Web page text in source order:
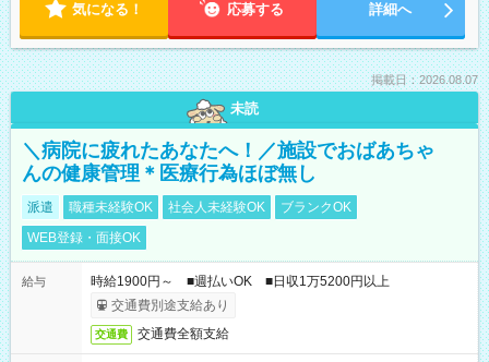
気になる！ 応募する 詳細へ
掲載日：2026.08.07
未読
＼病院に疲れたあなたへ！／施設でおばあちゃ
んの健康管理＊医療行為ほぼ無し
派遣 職種未経験OK 社会人未経験OK
ブランクOK
WEB登録・面接OK
給与
時給1900円～ ■週払いOK ■日収1万5200円以上
交通費別途支給あり
交通費 交通費全額支給